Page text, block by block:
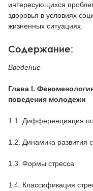
интересующихся
здоровья в условиях
жизненных ситуациях.
Содержание:
Введение
Глава I.
поведения молодежи
1.1. Дифференциация
1.2. Динамика развития
1.3. Формы стресса
1.4. Классификация